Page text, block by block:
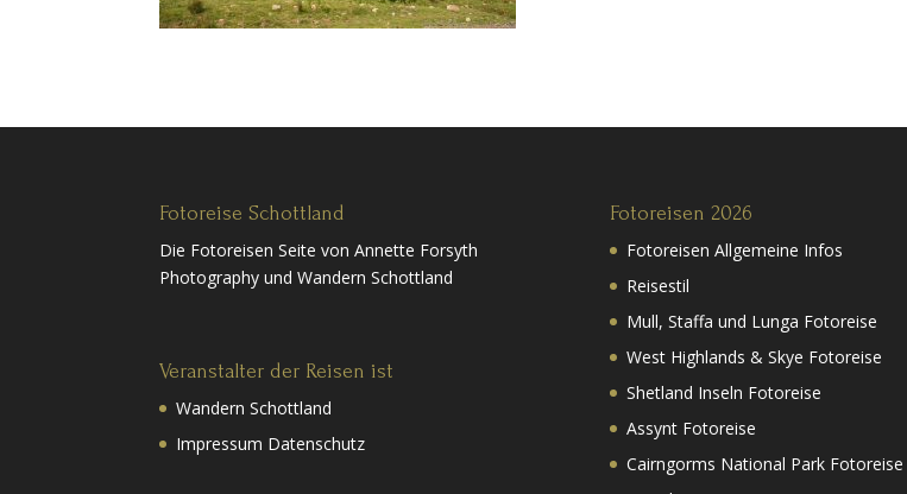
Fotoreise Schottland
Die Fotoreisen Seite von Annette Forsyth
Photography und Wandern Schottland
Veranstalter der Reisen ist
Wandern Schottland
Impressum Datenschutz
Fotoreisen 2026
Fotoreisen Allgemeine Infos
Reisestil
Mull, Staffa und Lunga Fotoreise
West Highlands & Skye Fotoreise
Shetland Inseln Fotoreise
Assynt Fotoreise
Cairngorms National Park Fotoreise